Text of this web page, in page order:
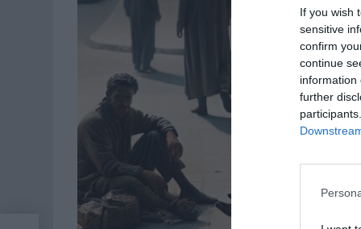
If you wish
sensitive
confirm
continue
information
further